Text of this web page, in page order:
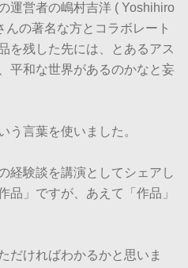
運営者の嶋村吉洋 ( Yoshihiro
の著名な方とコラボレート
を残した先には、とあるアス
平和な世界があるのかなと妄
う言葉を使いました。
経験談を講演としてシェアし
品」ですが、あえて「作品」
だければわかるかと思いま